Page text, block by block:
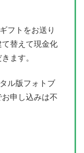
フトをお送り
替えて現金化
ます。
ル版フォトブ
申し込みは不